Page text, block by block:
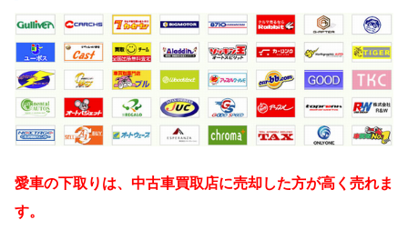
愛車の下取りは、中古車買取店に売却した方が高く売れま
す。